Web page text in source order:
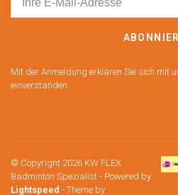
Mit der Anmeldung erklären Sie sich mit
einverstanden.
© Copyright 2026 KW FLEX
Badminton Spezialist - Powered by
Lightspeed - Theme by